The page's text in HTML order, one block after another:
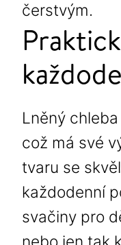
čerstvým.
Lněný
což má své
tvaru se
každodenní
svačiny pro
nebo jen tak